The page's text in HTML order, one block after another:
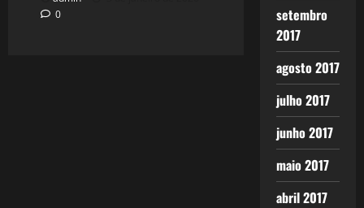
0
setembro
2017
agosto 2017
julho 2017
junho 2017
maio 2017
abril 2017